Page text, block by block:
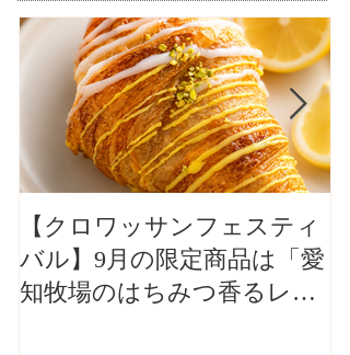
【クロワッサンフェスティ
バル】9月の限定商品は「愛
知牧場のはちみつ香るレモ